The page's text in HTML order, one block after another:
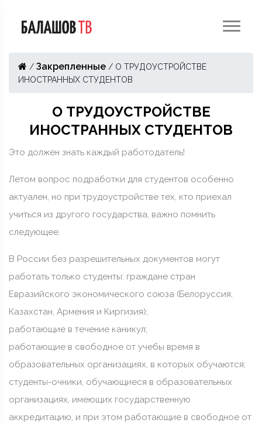
/ Закрепленные / О ТРУДОУСТРОЙСТВЕ
ИНОСТРАННЫХ СТУДЕНТОВ
О ТРУДОУСТРОЙСТВЕ
ИНОСТРАННЫХ СТУДЕНТОВ
Это должен знать каждый работодатель!
Летом вопрос подработки для студентов особенно
актуален, но при трудоустройстве тех, кто приехал
учиться из другого государства, важно помнить
следующее.
В России без разрешительных документов могут
работать только студенты: граждане стран
Евразийского экономического союза (Белоруссия,
Казахстан, Армения и Киргизия);
работающие в течение каникул;
работающие в свободное от учебы время в
образовательных организациях, в которых обучаются;
студенты-очники, обучающиеся в образовательных
организациях, имеющих государственную
аккредитацию, и при этом работающие в свободное от